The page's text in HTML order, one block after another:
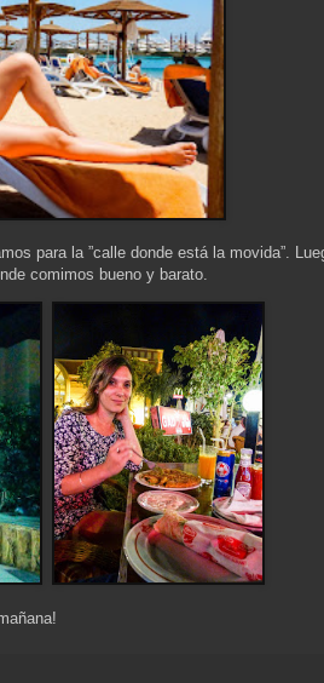
para la ”calle donde está la movida”.
comimos bueno y barato.